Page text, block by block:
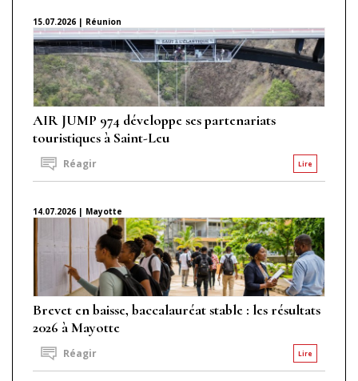
15.07.2026 | Réunion
AIR JUMP 974 développe ses partenariats
touristiques à Saint-Leu
Lire
Réagir
14.07.2026 | Mayotte
Brevet en baisse, baccalauréat stable : les résultats
2026 à Mayotte
Lire
Réagir